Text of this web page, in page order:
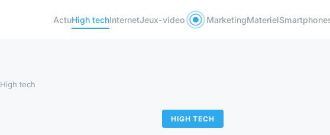
ActuHigh techInternetJeux-video MarketingMateriel
High tech
HIGH TECH